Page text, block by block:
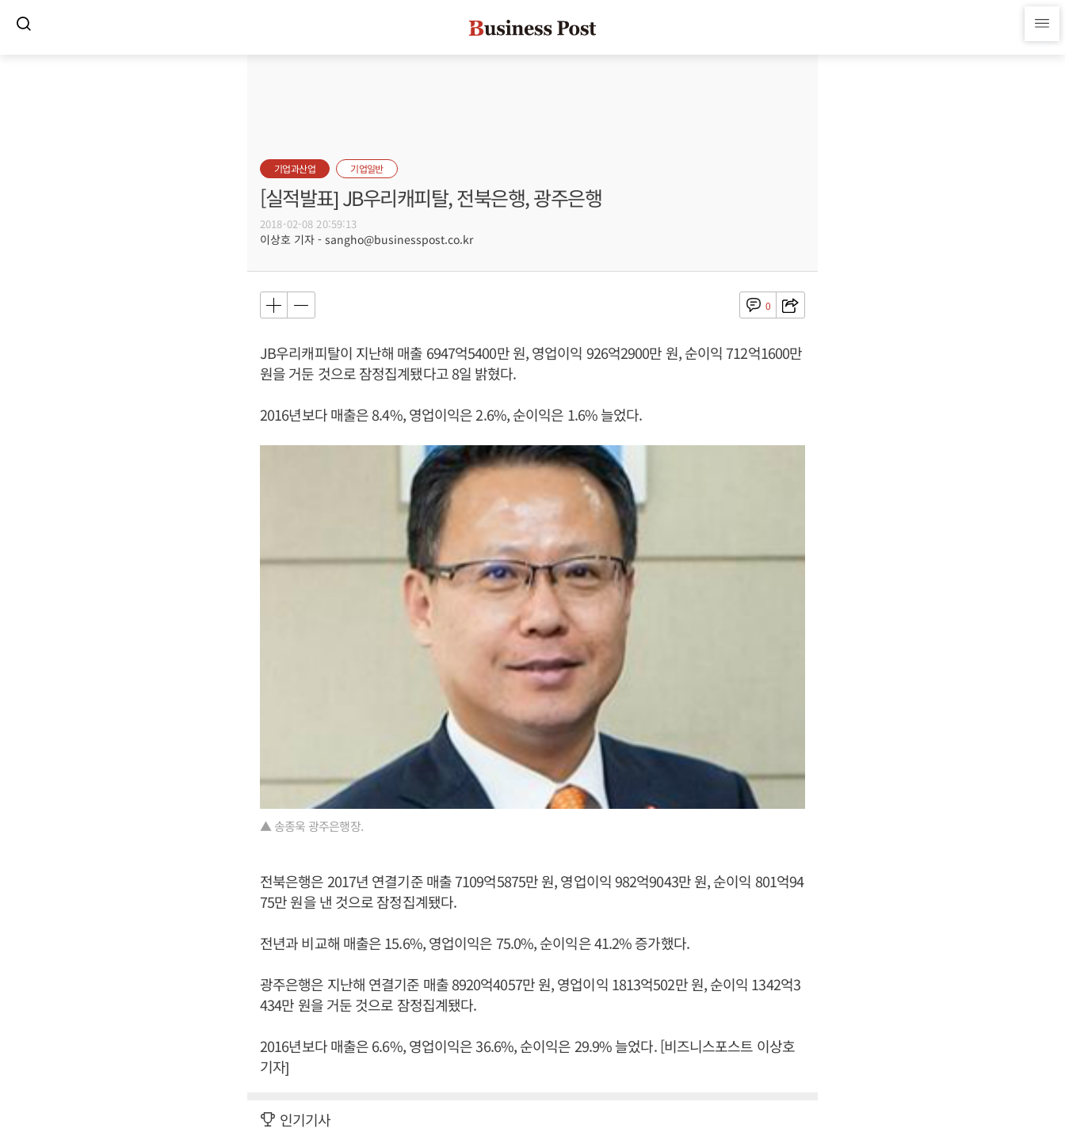
기업과산업 기업일반
[실적발표] JB우리캐피탈, 전북은행, 광주은행
2018-02-08 20:59:13
이상호 기자 - sangho@businesspost.co.kr
0
JB우리캐피탈이 지난해 매출 6947억5400만 원, 영업이익 926억2900만 원, 순이익 712억1600만
원을 거둔 것으로 잠정집계됐다고 8일 밝혔다.
2016년보다 매출은 8.4%, 영업이익은 2.6%, 순이익은 1.6% 늘었다.
▲ 송종욱 광주은행장.
전북은행은 2017년 연결기준 매출 7109억5875만 원, 영업이익 982억9043만 원, 순이익 801억94
75만 원을 낸 것으로 잠정집계됐다.
전년과 비교해 매출은 15.6%, 영업이익은 75.0%, 순이익은 41.2% 증가했다.
광주은행은 지난해 연결기준 매출 8920억4057만 원, 영업이익 1813억502만 원, 순이익 1342억3
434만 원을 거둔 것으로 잠정집계됐다.
2016년보다 매출은 6.6%, 영업이익은 36.6%, 순이익은 29.9% 늘었다. [비즈니스포스트 이상호
기자]
인기기사